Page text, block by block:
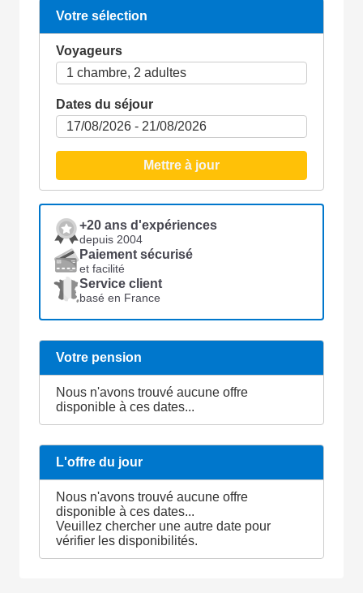
Votre sélection
Voyageurs
Dates du séjour
Mettre à jour
+20 ans d'expériences
depuis 2004
Paiement sécurisé
et facilité
Service client
basé en France
Votre pension
Nous n'avons trouvé aucune offre
disponible à ces dates...
L'offre du jour
Nous n'avons trouvé aucune offre
disponible à ces dates...
Veuillez chercher une autre date pour
vérifier les disponibilités.